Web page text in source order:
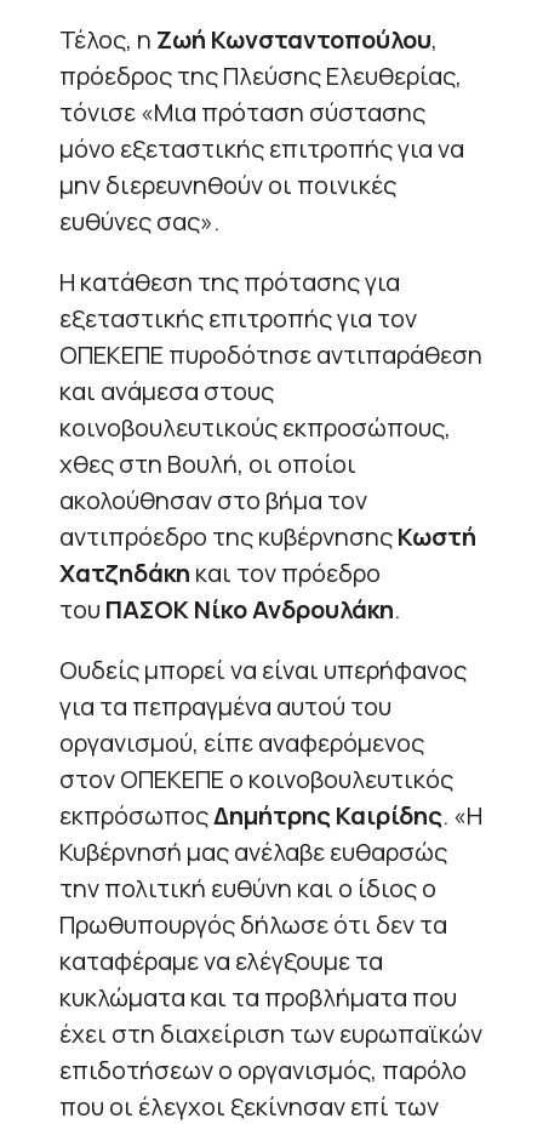
Τέλος, η Ζωή Κωνσταντοπούλου,
πρόεδρος της Πλεύσης Ελευθερίας,
τόνισε «Μια πρόταση σύστασης
μόνο εξεταστικής επιτροπής για να
μην διερευνηθούν οι ποινικές
ευθύνες σας».
Η κατάθεση της πρότασης για
εξεταστικής επιτροπής για τον
ΟΠΕΚΕΠΕ πυροδότησε αντιπαράθεση
και ανάμεσα στους
κοινοβουλευτικούς εκπροσώπους,
χθες στη Βουλή, οι οποίοι
ακολούθησαν στο βήμα τον
αντιπρόεδρο της κυβέρνησηςΚωστή
Χατζηδάκη και τον πρόεδρο
του ΠΑΣΟΚ Νίκο Ανδρουλάκη.
Ουδείς μπορεί να είναι υπερήφανος
για τα πεπραγμένα αυτού του
οργανισμού, είπε αναφερόμενος
στον ΟΠΕΚΕΠΕ ο κοινοβουλευτικός
εκπρόσωποςΔημήτρης Καιρίδης. «Η
Κυβέρνησή μας ανέλαβε ευθαρσώς
την πολιτική ευθύνη και ο ίδιος ο
Πρωθυπουργός δήλωσε ότι δεν τα
καταφέραμε να ελέγξουμε τα
κυκλώματα και τα προβλήματα που
έχει στη διαχείριση των ευρωπαϊκών
επιδοτήσεων ο οργανισμός, παρόλο
που οι έλεγχοι ξεκίνησαν επί των